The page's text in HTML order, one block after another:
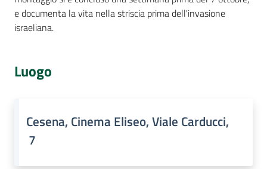
e documenta la vita nella striscia prima dell'invasione
israeliana.
Luogo
Cesena, Cinema Eliseo, Viale Carducci,
7